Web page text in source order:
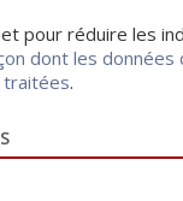
pour réduire les
dont les données
traitées.